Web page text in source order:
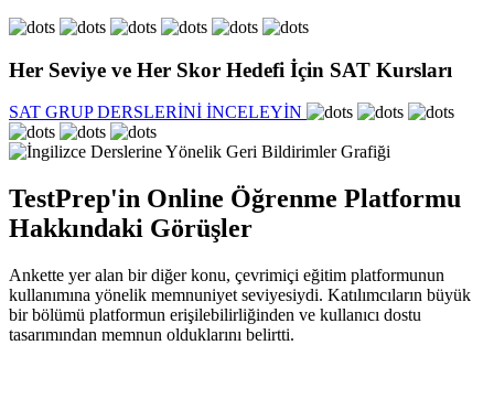
Her Seviye ve Her Skor Hedefi İçin SAT Kursları
SAT GRUP DERSLERİNİ İNCELEYİN
TestPrep'in Online Öğrenme Platformu
Hakkındaki Görüşler
Ankette yer alan bir diğer konu, çevrimiçi eğitim platformunun
kullanımına yönelik memnuniyet seviyesiydi. Katılımcıların büyük
bir bölümü platformun erişilebilirliğinden ve kullanıcı dostu
tasarımından memnun olduklarını belirtti.